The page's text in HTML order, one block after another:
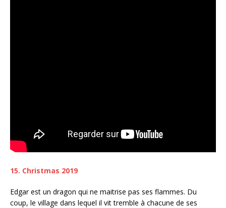
15. Christmas 2019
Edgar est un dragon qui ne maitrise pas ses flammes. Du
coup, le village dans lequel il vit tremble à chacune de ses